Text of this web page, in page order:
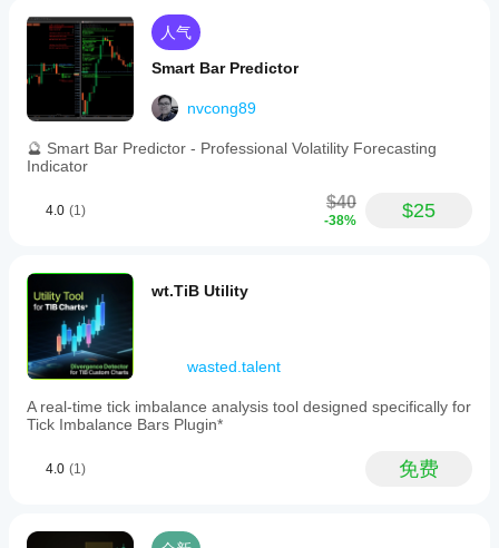
于DMCA下架通知 、法定赔偿请求及永久禁止访问所有
GEKISHIN关联平台。
“尊重纪律。尊重规则。法律执行中无犹豫余地。”
a
"Micro-
Structural
Break."
indicator
a
minimalist,
contrast
displays
three
states:
IDLE
(no
active
positions),
STABLE
(position
volatility
ABORT
人气
Smart Bar Predictor
nvcong89
🔮 Smart Bar Predictor - Professional Volatility Forecasting
Indicator
4.0 (1) $40
-38% $25
wt.TiB Utility
wasted.talent
A real-time tick imbalance analysis tool designed specifically for
Tick Imbalance Bars Plugin*
4.0 (1) 免费